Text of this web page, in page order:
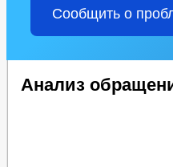
Сообщить о
Анализ